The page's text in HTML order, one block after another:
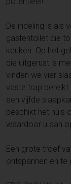
De indeling is als
gastentoilet die
keuken. Op het
die uitgerust is
vinden we vier
vaste trap bereikt
een vijfde
beschikt het huis
waardoor u aan
Een grote troef
ontspannen en te